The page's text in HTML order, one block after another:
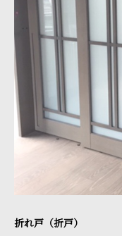
折れ戸（折戸）